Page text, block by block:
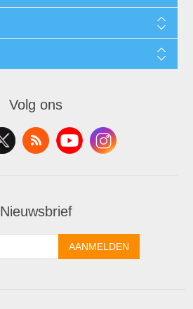
Volg ons
Nieuwsbrief
AANMELDEN